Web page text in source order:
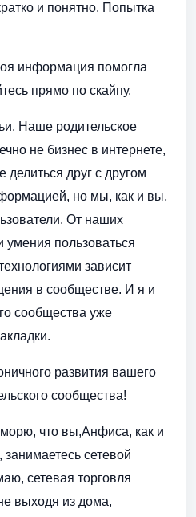
и понятно. Попытка
информация помогла
прямо по скайпу.
Наше родительское
не бизнес в интернете,
друг с другом
но мы, как и вы,
От наших
умения пользоваться
зависит
в сообществе. И я и
сообщества уже
развития вашего
сообщества!
что вы,Анфиса, как и
сетевой
сетевая торговля
выходя из дома,